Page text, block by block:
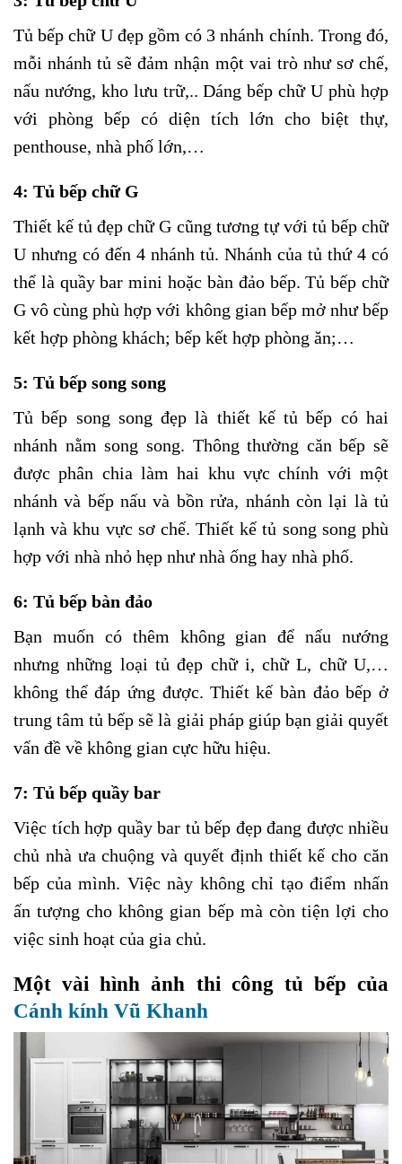
Tủ bếp chữ U đẹp gồm có 3 nhánh chính. Trong đó,
mỗi nhánh tủ sẽ đảm nhận một vai trò như sơ chế,
nấu nướng, kho lưu trữ,.. Dáng bếp chữ U phù hợp
với phòng bếp có diện tích lớn cho biệt thự,
penthouse, nhà phố lớn,…
4: Tủ bếp chữ G
Thiết kế tủ đẹp chữ G cũng tương tự với tủ bếp chữ
U nhưng có đến 4 nhánh tủ. Nhánh của tủ thứ 4 có
thể là quầy bar mini hoặc bàn đảo bếp. Tủ bếp chữ
G vô cùng phù hợp với không gian bếp mở như bếp
kết hợp phòng khách; bếp kết hợp phòng ăn;…
5: Tủ bếp song song
Tủ bếp song song đẹp là thiết kế tủ bếp có hai
nhánh nằm song song. Thông thường căn bếp sẽ
được phân chia làm hai khu vực chính với một
nhánh và bếp nấu và bồn rửa, nhánh còn lại là tủ
lạnh và khu vực sơ chế. Thiết kế tủ song song phù
hợp với nhà nhỏ hẹp như nhà ống hay nhà phố.
6: Tủ bếp bàn đảo
Bạn muốn có thêm không gian để nấu nướng
nhưng những loại tủ đẹp chữ i, chữ L, chữ U,…
không thể đáp ứng được. Thiết kế bàn đảo bếp ở
trung tâm tủ bếp sẽ là giải pháp giúp bạn giải quyết
vấn đề về không gian cực hữu hiệu.
7: Tủ bếp quầy bar
Việc tích hợp quầy bar tủ bếp đẹp đang được nhiều
chủ nhà ưa chuộng và quyết định thiết kế cho căn
bếp của mình. Việc này không chỉ tạo điểm nhấn
ấn tượng cho không gian bếp mà còn tiện lợi cho
việc sinh hoạt của gia chủ.
Một vài hình ảnh thi công tủ bếp của
Cánh kính Vũ Khanh